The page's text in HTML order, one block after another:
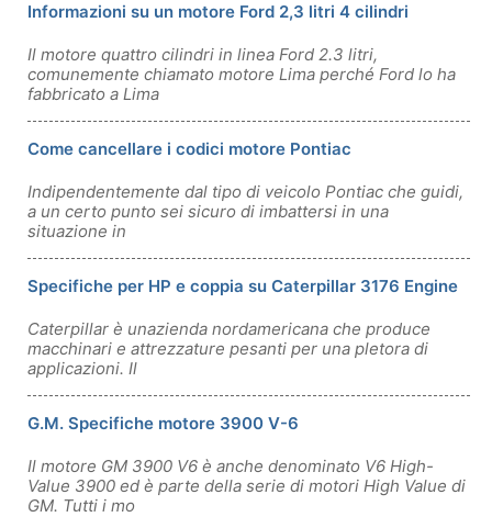
Informazioni su un motore Ford 2,3 litri 4 cilindri
Il motore quattro cilindri in linea Ford 2.3 litri,
comunemente chiamato motore Lima perché Ford lo ha
fabbricato a Lima
Come cancellare i codici motore Pontiac
Indipendentemente dal tipo di veicolo Pontiac che guidi,
a un certo punto sei sicuro di imbattersi in una
situazione in
Specifiche per HP e coppia su Caterpillar 3176 Engine
Caterpillar è unazienda nordamericana che produce
macchinari e attrezzature pesanti per una pletora di
applicazioni. Il
G.M. Specifiche motore 3900 V-6
Il motore GM 3900 V6 è anche denominato V6 High-
Value 3900 ed è parte della serie di motori High Value di
GM. Tutti i mo